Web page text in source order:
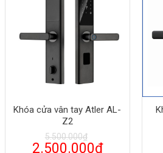
Khóa cửa vân tay Atler AL-
Z2
5.500.000₫
2.500.000₫